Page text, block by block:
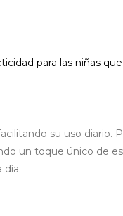
para las niñas
su uso diario.
un toque único de
día.